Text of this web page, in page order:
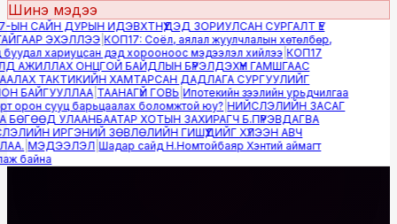
Шинэ мэдээ
САЙН ДУРЫН ИДЭВХТНҮҮДЭД ЗОРИУЛСАН СУРГАЛТ ҮЕ
ЭХЭЛЛЭЭ|КОП17: Соёл, аялал жуулчлалын хөтөлбөр,
хариуцсан дэд хорооноос мэдээлэл хийлээ|КОП17
АЖИЛЛАХ ОНЦГОЙ БАЙДЛЫН БҮРЭЛДЭХҮҮН ГАМШГААС
ТАКТИКИЙН ХАМТАРСАН ДАДЛАГА СУРГУУЛИЙГ
БАЙГУУЛЛАА|ТААНАГҮЙ ГОВЬ|Ипотекийн зээлийн урьдчилгаа
орон сууц барьцаалах боломжтой юу?|НИЙСЛЭЛИЙН ЗАСАГ
УЛААНБААТАР ХОТЫН ЗАХИРАГЧ Б.ПҮРЭВДАГВА
ИРГЭНИЙ ЗӨВЛӨЛИЙН ГИШҮҮДИЙГ ХҮЛЭЭН АВЧ
|МЭДЭЭЛЭЛ|Шадар сайд Н.Номтойбаяр Хэнтий аймагт
байна